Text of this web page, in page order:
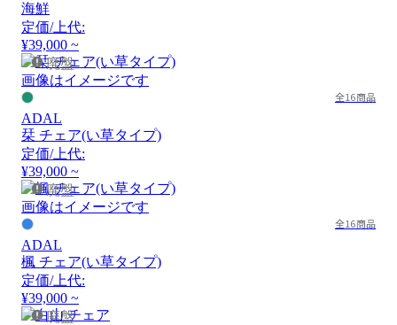
海鮮
定価/上代:
¥39,000 ~
廃盤
画像はイメージです
全16商品
ADAL
栞 チェア(い草タイプ)
定価/上代:
¥39,000 ~
廃盤
画像はイメージです
全16商品
ADAL
楓 チェア(い草タイプ)
定価/上代:
¥39,000 ~
廃盤